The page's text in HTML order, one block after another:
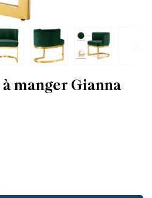
manger Gianna